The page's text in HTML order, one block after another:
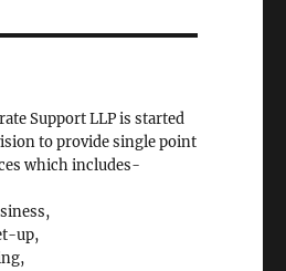
Support LLP is started
to provide single point
which includes-
up,